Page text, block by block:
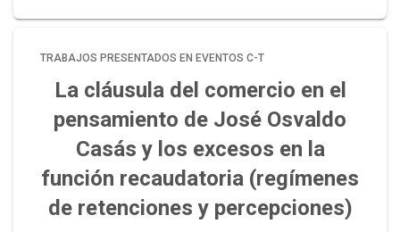
TRABAJOS PRESENTADOS EN EVENTOS C-T
La cláusula del comercio en el
pensamiento de José Osvaldo
Casás y los excesos en la
función recaudatoria (regímenes
de retenciones y percepciones)